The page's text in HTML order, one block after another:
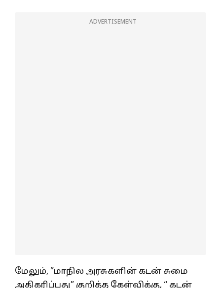
ADVERTISEMENT
மேலும், ”மாநில அரசுகளின் கடன் சுமை
அதிகரிப்பது” குறித்த கேள்விக்கு, “ கடன்